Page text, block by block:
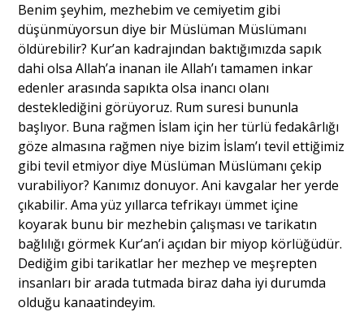
Benim şeyhim, mezhebim ve cemiyetim gibi
düşünmüyorsun diye bir Müslüman Müslümanı
öldürebilir? Kur’an kadrajından baktığımızda sapık
dahi olsa Allah’a inanan ile Allah’ı tamamen inkar
edenler arasında sapıkta olsa inancı olanı
desteklediğini görüyoruz. Rum suresi bununla
başlıyor. Buna rağmen İslam için her türlü fedakârlığı
göze almasına rağmen niye bizim İslam’ı tevil ettiğimiz
gibi tevil etmiyor diye Müslüman Müslümanı çekip
vurabiliyor? Kanımız donuyor. Ani kavgalar her yerde
çıkabilir. Ama yüz yıllarca tefrikayı ümmet içine
koyarak bunu bir mezhebin çalışması ve tarikatın
bağlılığı görmek Kur’an’i açıdan bir miyop körlüğüdür.
Dediğim gibi tarikatlar her mezhep ve meşrepten
insanları bir arada tutmada biraz daha iyi durumda
olduğu kanaatindeyim.